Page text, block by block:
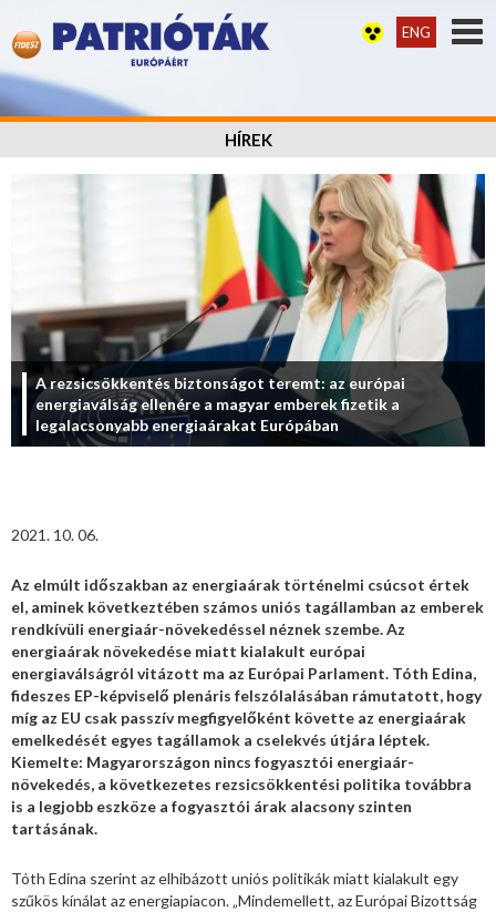
ENG
HÍREK
A rezsicsökkentés biztonságot teremt: az európai
energiaválság ellenére a magyar emberek fizetik a
legalacsonyabb energiaárakat Európában
2021. 10. 06.
Az elmúlt időszakban az energiaárak történelmi csúcsot értek
el, aminek következtében számos uniós tagállamban az emberek
rendkívüli energiaár-növekedéssel néznek szembe. Az
energiaárak növekedése miatt kialakult európai
energiaválságról vitázott ma az Európai Parlament. Tóth Edina,
fideszes EP-képviselő plenáris felszólalásában rámutatott, hogy
míg az EU csak passzív megfigyelőként követte az energiaárak
emelkedését egyes tagállamok a cselekvés útjára léptek.
Kiemelte: Magyarországon nincs fogyasztói energiaár-
növekedés, a következetes rezsicsökkentési politika továbbra
is a legjobb eszköze a fogyasztói árak alacsony szinten
tartásának.
Tóth Edina szerint az elhibázott uniós politikák miatt kialakult egy
szűkös kínálat az energiapiacon. „Mindemellett, az Európai Bizottság